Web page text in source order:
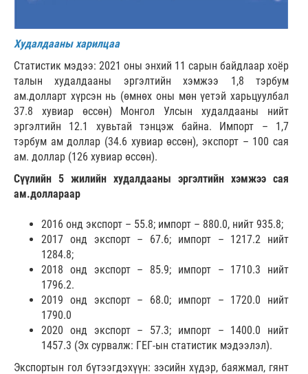
Худалдааны харилцаа
Статистик мэдээ: 2021 оны энхий 11 сарын байдлаар хоёр
талын худалдааны эргэлтийн хэмжээ 1,8 тэрбум
ам.долларт хүрсэн нь (өмнөх оны мөн үетэй харьцуулбал
37.8 хувиар өссөн) Монгол Улсын худалдааны нийт
эргэлтийн 12.1 хувьтай тэнцэж байна. Импорт – 1,7
тэрбум ам доллар (34.6 хувиар өссөн), экспорт – 100 сая
ам. доллар (126 хувиар өссөн).
Сүүлийн 5 жилийн худалдааны эргэлтийн хэмжээ сая
ам.доллараар
2016 онд экспорт – 55.8; импорт – 880.0, нийт 935.8;
2017 онд экспорт – 67.6; импорт – 1217.2 нийт
1284.8;
2018 онд экспорт – 85.9; импорт – 1710.3 нийт
1796.2.
2019 онд экспорт – 68.0; импорт – 1720.0 нийт
1790.0
2020 онд экспорт – 57.3; импорт – 1400.0 нийт
1457.3 (Эх сурвалж: ГЕГ-ын статистик мэдээлэл).
Экспортын гол бүтээгдэхүүн: зэсийн хүдэр, баяжмал, гянт